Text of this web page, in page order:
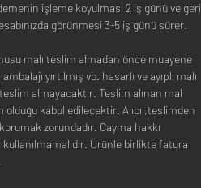
işleme koyulması 2 iş günü ve geri
görünmesi 3-5 iş günü sürer.
malı teslim almadan önce muayene
yırtılmış vb. hasarlı ve ayıplı malı
almayacaktır. Teslim alınan mal
olduğu kabul edilecektir. Alıcı ,teslimden
zorundadır. Cayma hakkı
Ürünle birlikte fatura